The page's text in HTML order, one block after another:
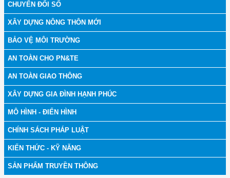
CHUYỂN ĐỔI SỐ
XÂY DỰNG NÔNG THÔN MỚI
BẢO VỆ MÔI TRƯỜNG
AN TOÀN CHO PN&TE
AN TOÀN GIAO THÔNG
XÂY DỰNG GIA ĐÌNH HẠNH PHÚC
MÔ HÌNH - ĐIỂN HÌNH
CHÍNH SÁCH PHÁP LUẬT
KIẾN THỨC - KỸ NĂNG
SẢN PHẨM TRUYỀN THÔNG